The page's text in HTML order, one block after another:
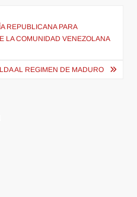
REPUBLICANA PARA
LA COMUNIDAD VENEZOLANA
AL REGIMEN DE MADURO